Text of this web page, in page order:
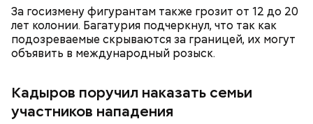
За госизмену фигурантам также грозит от 12 до 20
лет колонии. Багатурия подчеркнул, что так как
подозреваемые скрываются за границей, их могут
объявить в международный розыск.
Кадыров поручил наказать семьи
участников нападения
— Мы съездили за витаминами, вернулись обратно,